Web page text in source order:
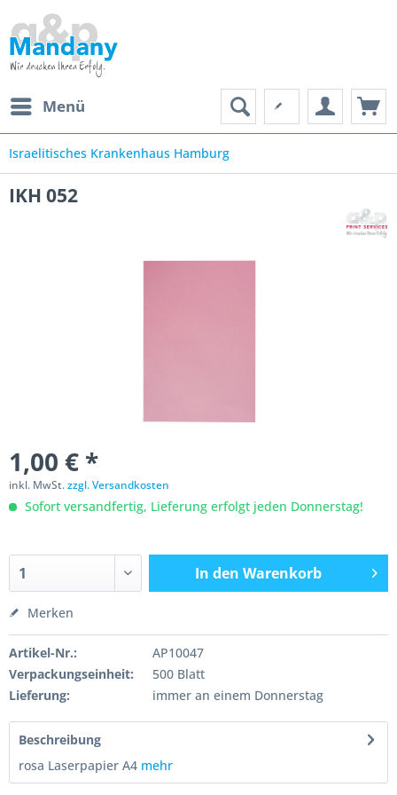
Menü
Israelitisches Krankenhaus Hamburg
IKH 052
1,00 € *
inkl. MwSt.zzgl. Versandkosten
Sofort versandfertig, Lieferung erfolgt jeden Donnerstag!
In den Warenkorb
Merken
Artikel-Nr.:
AP10047
Verpackungseinheit:
500 Blatt
Lieferung:
immer an einem Donnerstag
Beschreibung
rosa Laserpapier A4 mehr